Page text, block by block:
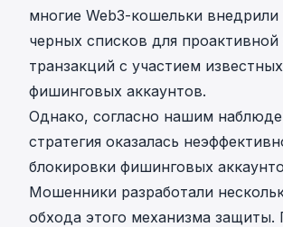
многие Web3-кошельки
черных списков для
транзакций с участием известных
фишинговых аккаунтов.
Однако, согласно нашим
стратегия оказалась
блокировки фишинговых
Мошенники разработали
обхода этого механизма